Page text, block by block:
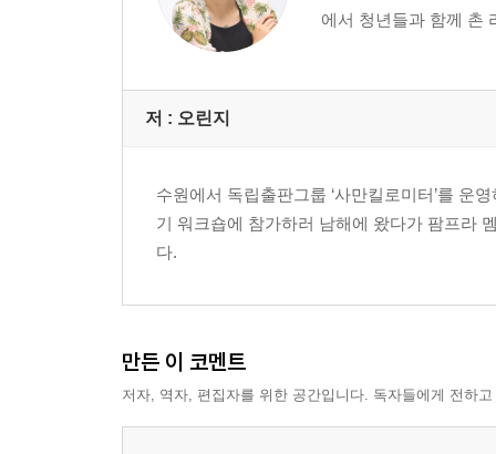
에서 청년들과 함께 촌
저 : 오린지
수원에서 독립출판그룹 ‘사만킬로미터’를 운
기 워크숍에 참가하러 남해에 왔다가 팜프라
다.
만든 이 코멘트
저자, 역자, 편집자를 위한 공간입니다. 독자들에게 전하